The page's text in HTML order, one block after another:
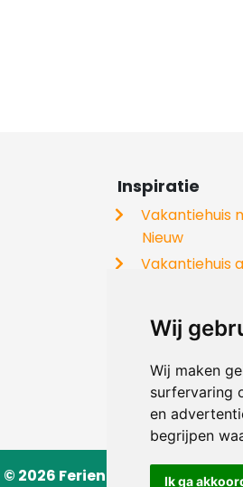
Wij
Wij maken
surfervaring
en
begrijpen
Ik ga
Inspiratie
Vakantiehuis
Nieuw
Vakantiehuis
Groepshuizen
Skivakantie
Chalets
Skischolen
© 2026 Ferienhaus-Tirol.eu